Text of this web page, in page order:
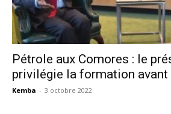
Pétrole aux Comores : le
privilégie la formation avant
Kemba - 3 octobre 2022